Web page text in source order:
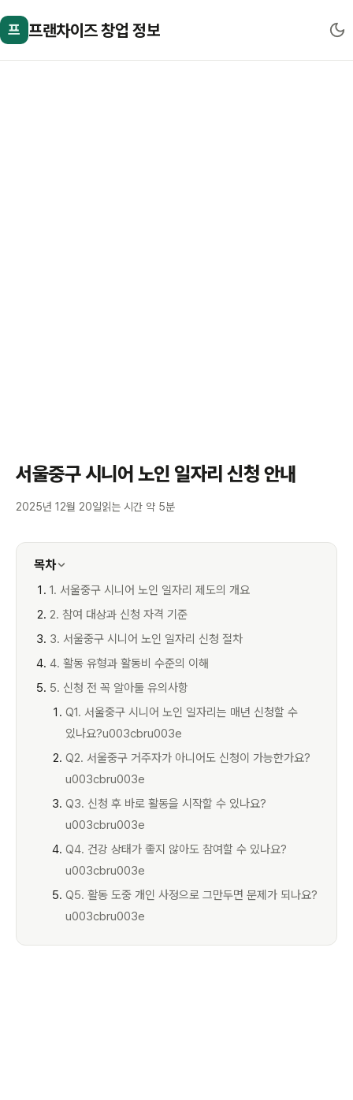
프 프랜차이즈 창업 정보
서울중구 시니어 노인 일자리 신청 안내
2025년 12월 20일읽는 시간 약 5분
목차
1. 서울중구 시니어 노인 일자리 제도의 개요
2. 참여 대상과 신청 자격 기준
3. 서울중구 시니어 노인 일자리 신청 절차
4. 활동 유형과 활동비 수준의 이해
5. 신청 전 꼭 알아둘 유의사항
Q1. 서울중구 시니어 노인 일자리는 매년 신청할 수
있나요?u003cbru003e
Q2. 서울중구 거주자가 아니어도 신청이 가능한가요?
u003cbru003e
Q3. 신청 후 바로 활동을 시작할 수 있나요?
u003cbru003e
Q4. 건강 상태가 좋지 않아도 참여할 수 있나요?
u003cbru003e
Q5. 활동 도중 개인 사정으로 그만두면 문제가 되나요?
u003cbru003e